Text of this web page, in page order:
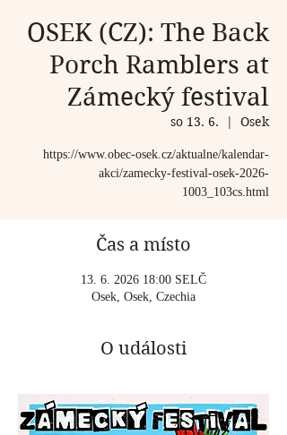
OSEK (CZ): The Back
Porch Ramblers at
Zámecký festival
so 13. 6.
  |
Osek
https://www.obec-osek.cz/aktualne/kalendar-
akci/zamecky-festival-osek-2026-
1003_103cs.html
Čas a místo
13. 6. 2026 18:00 SELČ
Osek, Osek, Czechia
O události